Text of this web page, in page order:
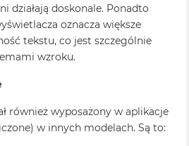
działają doskonale. Ponadto
oznacza większe
tekstu, co jest szczególnie
wzroku.
również wyposażony w aplikacje
w innych modelach. Są to: